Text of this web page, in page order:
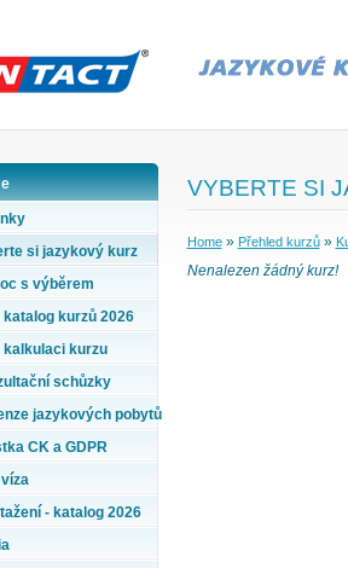
si jazykový kurz
s výběrem
katalog kurzů 2026
kalkulaci kurzu
schůzky
jazykových pobytů
CK a GDPR
víza
- katalog 2026
VYBERTE SI
Home» Přehled kurzů»
Nenalezen žádný kurz!